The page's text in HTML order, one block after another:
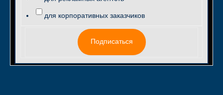
для корпоративных заказчиков
Подписаться